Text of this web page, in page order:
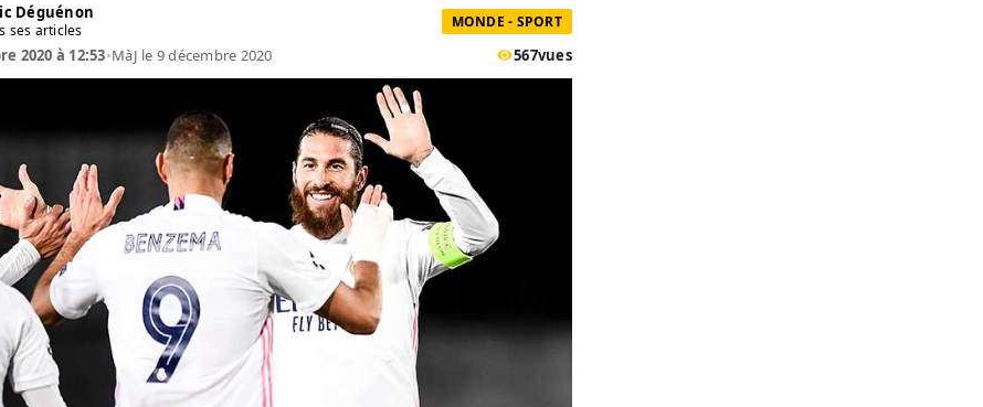
Déguénon
ses articles MONDE - SPORT
2020 à 12:53•MàJ le 9 décembre 2020 567vues